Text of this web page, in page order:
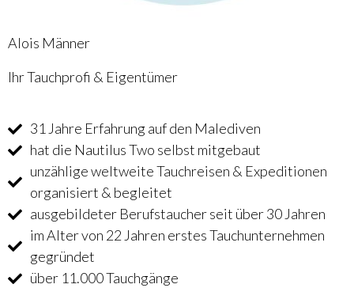
Alois Männer
Ihr Tauchprofi & Eigentümer
31 Jahre Erfahrung auf den Malediven
hat die Nautilus Two selbst mitgebaut
unzählige weltweite Tauchreisen & Expeditionen
organisiert & begleitet
ausgebildeter Berufstaucher seit über 30 Jahren
im Alter von 22 Jahren erstes Tauchunternehmen
gegründet
über 11.000 Tauchgänge